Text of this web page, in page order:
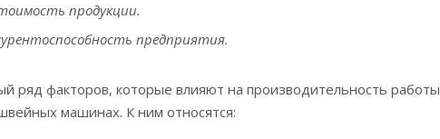
продукции.
предприятия.
ряд факторов, которые влияют на производительность работы
машинах. К ним относятся: